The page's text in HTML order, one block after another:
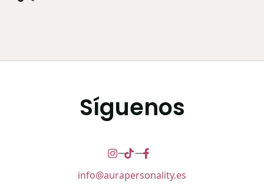
Síguenos
info@aurapersonality.es